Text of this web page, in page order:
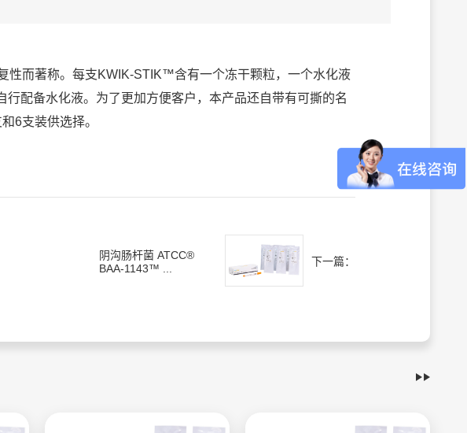
性而著称。每支KWIK-STIK™含有一个冻干颗粒，一个水化液
配备水化液。为了更加方便客户，本产品还自带有可撕的名
6支装供选择。
阴沟肠杆菌 ATCC®
BAA-1143™ ...
下一篇：